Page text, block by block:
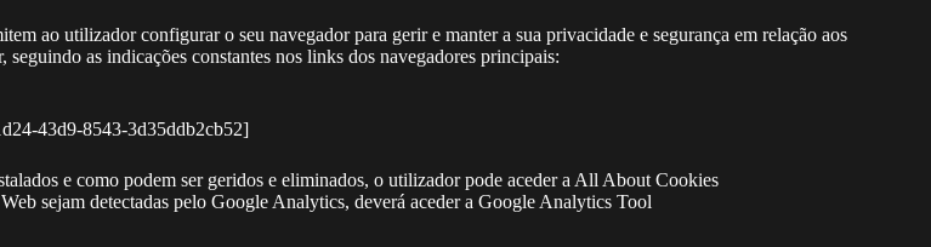
ao utilizador configurar o seu navegador para gerir e manter a sua privacidade e segurança em relação aos
as indicações constantes nos links dos navegadores principais:
43d9-8543-3d35ddb2cb52]
e como podem ser geridos e eliminados, o utilizador pode aceder a All About Cookies
sejam detectadas pelo Google Analytics, deverá aceder a Google Analytics Tool